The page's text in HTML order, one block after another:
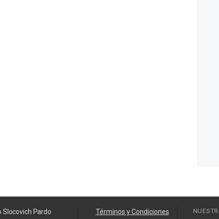
Slocovich Pardo Términos y Condiciones